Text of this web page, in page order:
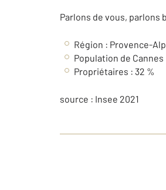
Parlons de vous, parlons
Région : Provence-
Population de
Propriétaires : 32 %
source : Insee 2021